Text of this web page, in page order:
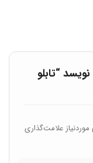
“تابلو
علامت‌گذاری